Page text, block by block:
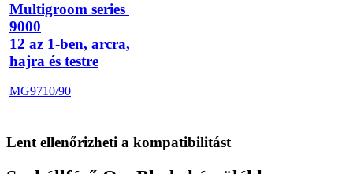
Multigroom series
9000
12 az 1-ben, arcra,
hajra és testre
MG9710/90
Lent ellenőrizheti a kompatibilitást